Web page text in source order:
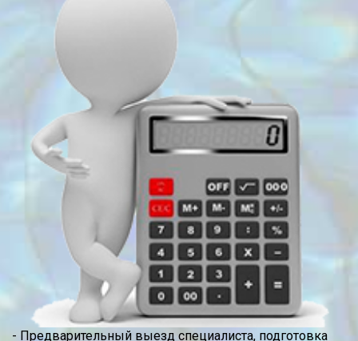
- Предварительный выезд специалиста, подготовка